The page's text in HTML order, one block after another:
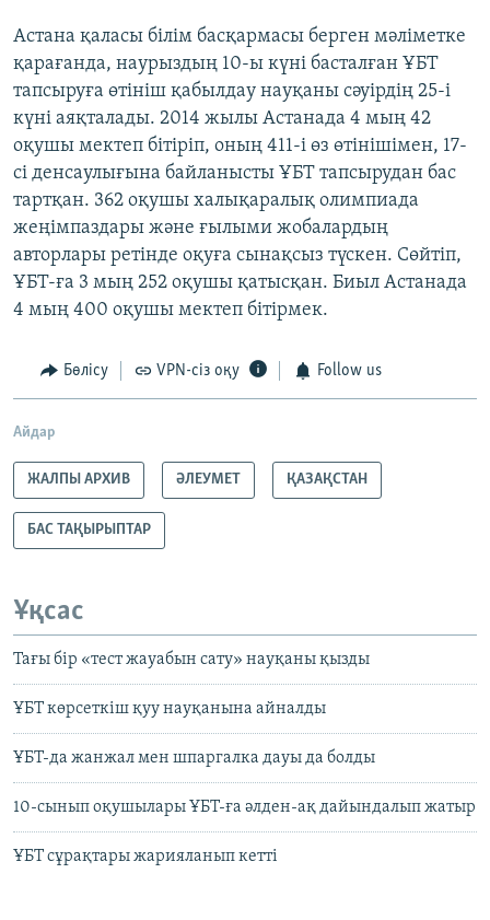
Астана қаласы білім басқармасы берген мәліметке
қарағанда, наурыздың 10-ы күні басталған ҰБТ
тапсыруға өтініш қабылдау науқаны сәуірдің 25-і
күні аяқталады. 2014 жылы Астанада 4 мың 42
оқушы мектеп бітіріп, оның 411-і өз өтінішімен, 17-
сі денсаулығына байланысты ҰБТ тапсырудан бас
тартқан. 362 оқушы халықаралық олимпиада
жеңімпаздары және ғылыми жобалардың
авторлары ретінде оқуға сынақсыз түскен. Сөйтіп,
ҰБТ-ға 3 мың 252 оқушы қатысқан. Биыл Астанада
4 мың 400 оқушы мектеп бітірмек.
Бөлісу VPN-сіз оқу Follow us
Айдар
ЖАЛПЫ АРХИВ ӘЛЕУМЕТ ҚАЗАҚСТАН
БАС ТАҚЫРЫПТАР
Ұқсас
Тағы бір «тест жауабын сату» науқаны қызды
ҰБТ көрсеткіш қуу науқанына айналды
ҰБТ-да жанжал мен шпаргалка дауы да болды
10-сынып оқушылары ҰБТ-ға әлден-ақ дайындалып жатыр
ҰБТ сұрақтары жарияланып кетті